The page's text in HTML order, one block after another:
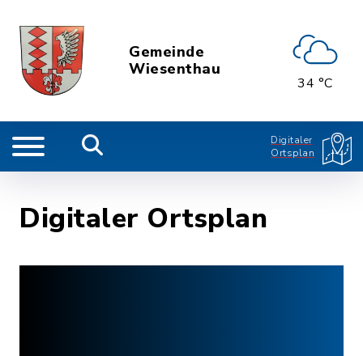
Gemeinde
Wiesenthau
34 °C
Digitaler
Ortsplan
Digitaler Ortsplan